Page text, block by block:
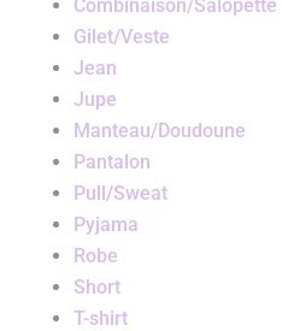
Combinaison/Salopette
Gilet/Veste
Jean
Jupe
Manteau/Doudoune
Pantalon
Pull/Sweat
Pyjama
Robe
Short
T-shirt